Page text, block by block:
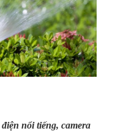
nổi tiếng, camera